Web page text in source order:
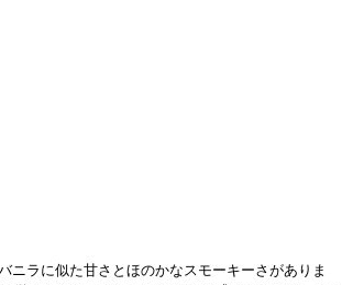
に似た甘さとほのかなスモーキーさがありま